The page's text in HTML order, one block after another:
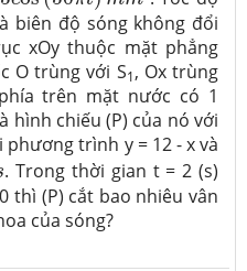
biên độ sóng không đổi
xOy thuộc mặt phẳng
O trùng với S1, Ox trùng
trên mặt nước có 1
hình chiếu (P) của nó với
trình y = 12 - x và
. Trong thời gian t = 2 (s)
thì (P) cắt bao nhiêu vân
của sóng?